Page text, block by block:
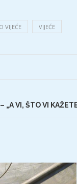
VIJEĆE VIJEĆE
VI, ŠTO VI